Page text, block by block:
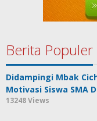
Berita Populer
Didampingi Mbak
Motivasi Siswa SMA
13248 Views